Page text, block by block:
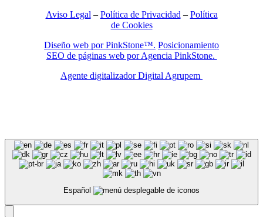
Aviso Legal – Política de Privacidad – Política
de Cookies
Diseño web por PinkStone™. Posicionamiento
SEO de páginas web por Agencia PinkStone.
Agente digitalizador Digital Agrupem
Español